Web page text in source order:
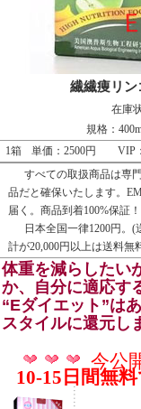
繊繊痩リン
在庫
規格：
1箱
単価：2500円 VIP
すべての取扱商品は専
品だと確保いたします。
届く。商品到着100%保証！
日本全国一律1200円。(
計が20,000円以上は送料無
体重を減らしたい
か、自分に適応す
“Eダイエット”は
スタイルに還元し
今公
10-15日間無